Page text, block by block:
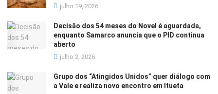
julho 19, 2026
Decisão dos 54 meses do Novel é aguardada,
enquanto Samarco anuncia que o PID continua
aberto
julho 2, 2026
Grupo dos “Atingidos Unidos” quer diálogo com
a Vale e realiza novo encontro em Itueta